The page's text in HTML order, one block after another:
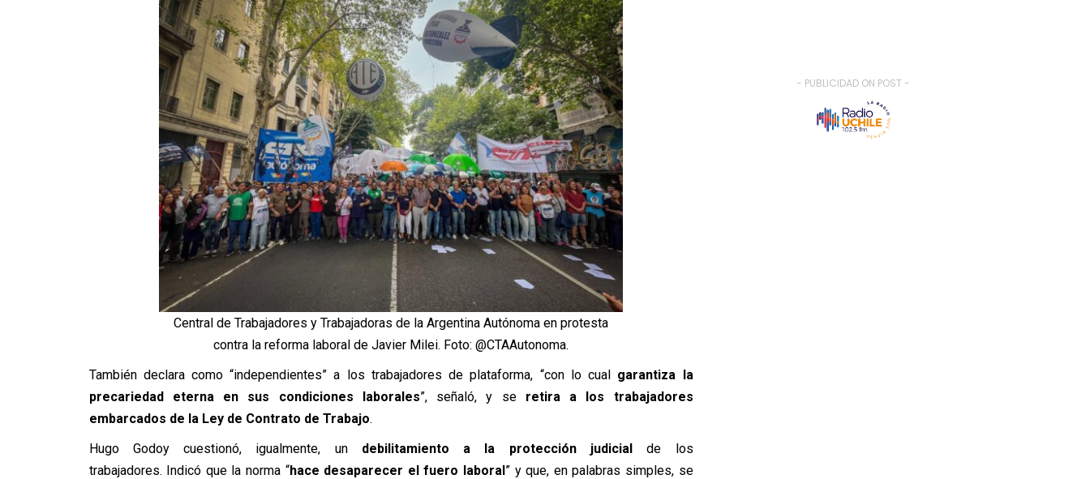
Central de Trabajadores y Trabajadoras de la Argentina Autónoma en protesta
contra la reforma laboral de Javier Milei. Foto: @CTAAutonoma.
También declara como “independientes” a los trabajadores de plataforma, “con lo cual garantiza la
precariedad eterna en sus condiciones laborales”, señaló, y seretira a los trabajadores
embarcados de la Ley de Contrato de Trabajo.
Hugo Godoy cuestionó, igualmente, un debilitamiento a la protección judicialde los
trabajadores. Indicó que la norma “hace desaparecer el fuero laboral” y que, en palabras simples, se
- PUBLICIDAD ON POST -